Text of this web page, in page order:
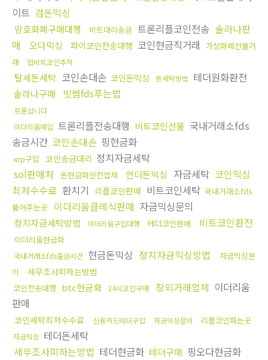
이트 검돈믹싱
암호화폐구매대행 비트대리송금 트론리플코인전송 솔라나판
매
오다믹싱 파이코인전송대행 코인현금직거래 가상화폐선물거
래
업비트코인추적
탈세돈세탁 코인손대손 코인돈믹싱 돈세탁방법 테더원화환전
솔라나구매 빗썸fds푸는법
트론삽니다
이더리움매입 트론리플전송대행 비트코인선물 국내거래소fds
송금시간 코인손대손 핑현금화
xrp구입 코인송금대리 정치자금세탁
sol판매처
돈현금화안전업체 언더돈믹싱 자금세탁 코인믹싱
최저수수료 환치기 리플코인판매 비트코인세탁 국내거래소fds
뚫어주는곳 이더리움클레식판매 자금믹싱문의
정치자금세탁방법 이더리움구입대행 테더코인판매 비트코인환전
이더리움현금화
국내거래소fds출금시간 현금돈믹싱 정치자금믹싱방법
자금믹싱문
의
세무조사피하는방법
코인전송대행 btc현금화 24시코인구매 장외거래업체 이더리움
판매
코인세탁최저수수료 신용카드테더구입 자금믹싱문의 리플코인파는곳
자금믹싱 테더돈세탁
세무조사피하는방법 테더현금화 테더구매 핑오다현금화